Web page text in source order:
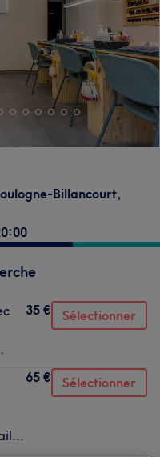
Billancourt,
35 € Sélectionner
65 € Sélectionner